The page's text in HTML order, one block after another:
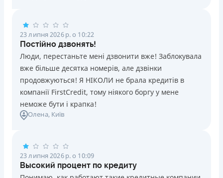
23 липня 2026 р. о 10:22
Постійно дзвонять!
Люди, перестаньте мені дзвонити вже! Заблокувала
вже більше десятка номерів, але дзвінки
продовжуються! Я НІКОЛИ не брала кредитів в
компанії FirstCredit, тому ніякого боргу у мене
неможе бути і крапка!
Олена, Київ
23 липня 2026 р. о 10:09
Высокий процент по кредиту